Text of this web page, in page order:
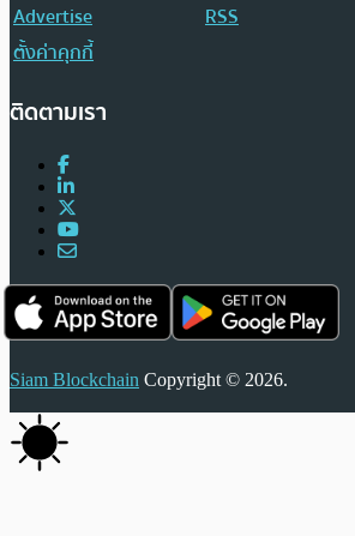
Advertise
RSS
ตั้งค่าคุกกี้
ติดตามเรา
Siam Blockchain Copyright © 2026.